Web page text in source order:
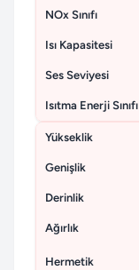
NOx Sınıfı
Isı Kapasitesi
Ses Seviyesi
Isıtma Enerji Sınıfı
Yükseklik
Genişlik
Derinlik
Ağırlık
Hermetik